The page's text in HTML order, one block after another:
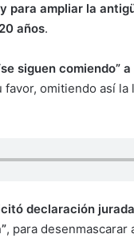
para ampliar la
años.
siguen comiendo”
omitiendo así
declaración
, para desenmascarar